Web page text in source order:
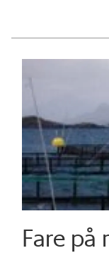
Fare på